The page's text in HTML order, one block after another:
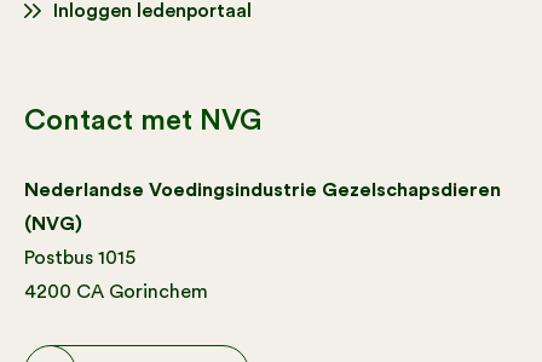
Inloggen ledenportaal
Contact met NVG
Nederlandse Voedingsindustrie Gezelschapsdieren
(NVG)
Postbus 1015
4200 CA Gorinchem